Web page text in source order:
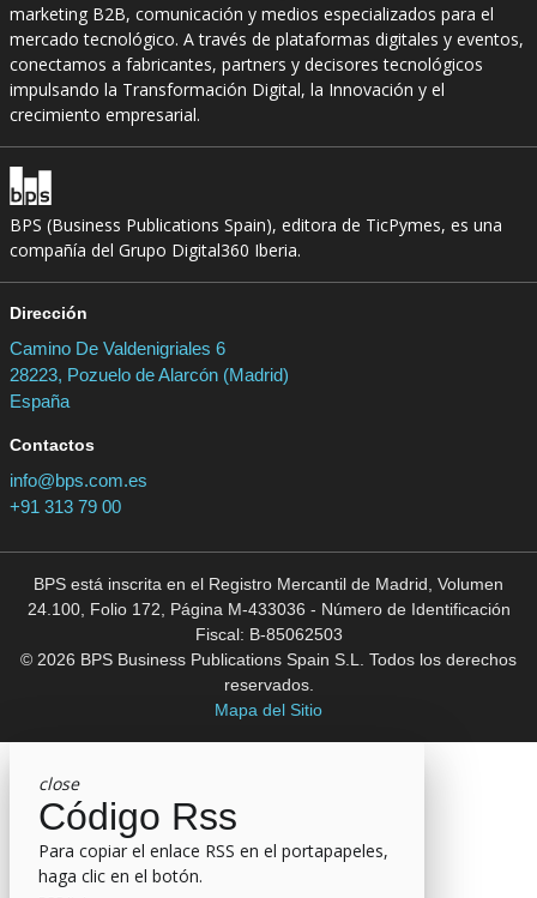
marketing B2B, comunicación y medios especializados para el
mercado tecnológico. A través de plataformas digitales y eventos,
conectamos a fabricantes, partners y decisores tecnológicos
impulsando la Transformación Digital, la Innovación y el
crecimiento empresarial.
BPS (Business Publications Spain), editora de TicPymes, es una
compañía del Grupo Digital360 Iberia.
Dirección
Camino De Valdenigriales 6
28223, Pozuelo de Alarcón (Madrid)
España
Contactos
info@bps.com.es
+91 313 79 00
BPS está inscrita en el Registro Mercantil de Madrid, Volumen
24.100, Folio 172, Página M-433036 - Número de Identificación
Fiscal: B-85062503
© 2026 BPS Business Publications Spain S.L. Todos los derechos
reservados.
Mapa del Sitio
close
Código Rss
Para copiar el enlace RSS en el portapapeles,
haga clic en el botón.